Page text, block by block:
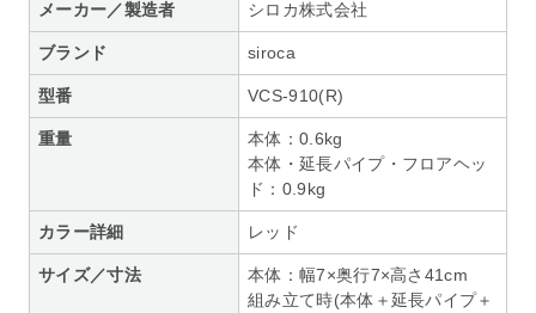
メーカー／製造者 シロカ株式会社
ブランド siroca
型番 VCS-910(R)
重量
本体：0.6kg
本体・延長パイプ・フロアヘッ
ド：0.9kg
カラー詳細 レッド
サイズ／寸法
本体：幅7×奥行7×高さ41cm
組み立て時(本体＋延長パイプ＋